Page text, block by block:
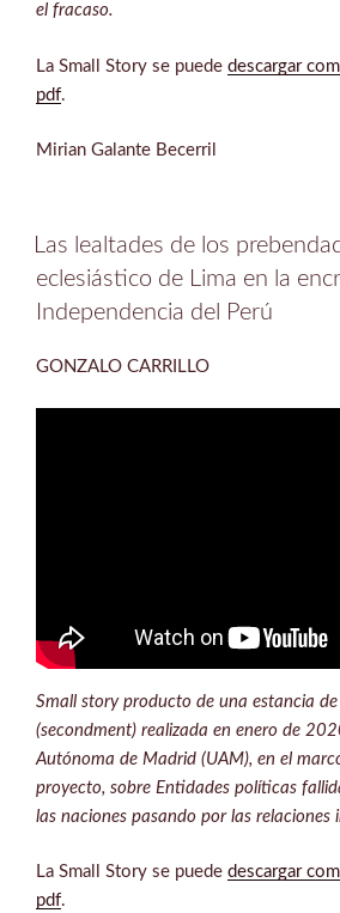
el fracaso.
La Small Story se puede descargar
pdf.
Mirian Galante Becerril
Las lealtades de los
eclesiástico de Lima en la
Independencia del Perú
GONZALO CARRILLO
Small story producto de una estancia
(secondment) realizada en enero de
Autónoma de Madrid (UAM), en el
proyecto, sobre Entidades políticas
las naciones pasando por las relaciones
La Small Story se puede descargar
pdf.